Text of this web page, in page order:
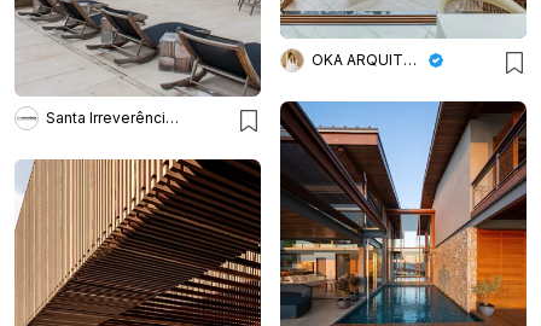
OKA ARQUITETURA
Santa Irreverência Arquitetura